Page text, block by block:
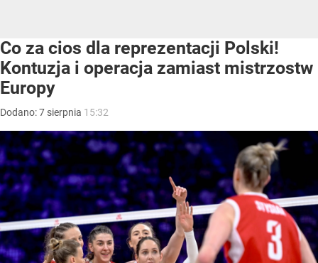
Co za cios dla reprezentacji Polski!
Kontuzja i operacja zamiast mistrzostw
Europy
Dodano:7 sierpnia 15:32